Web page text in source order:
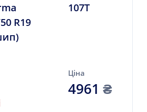
R19
107T
Ціна
4961₴